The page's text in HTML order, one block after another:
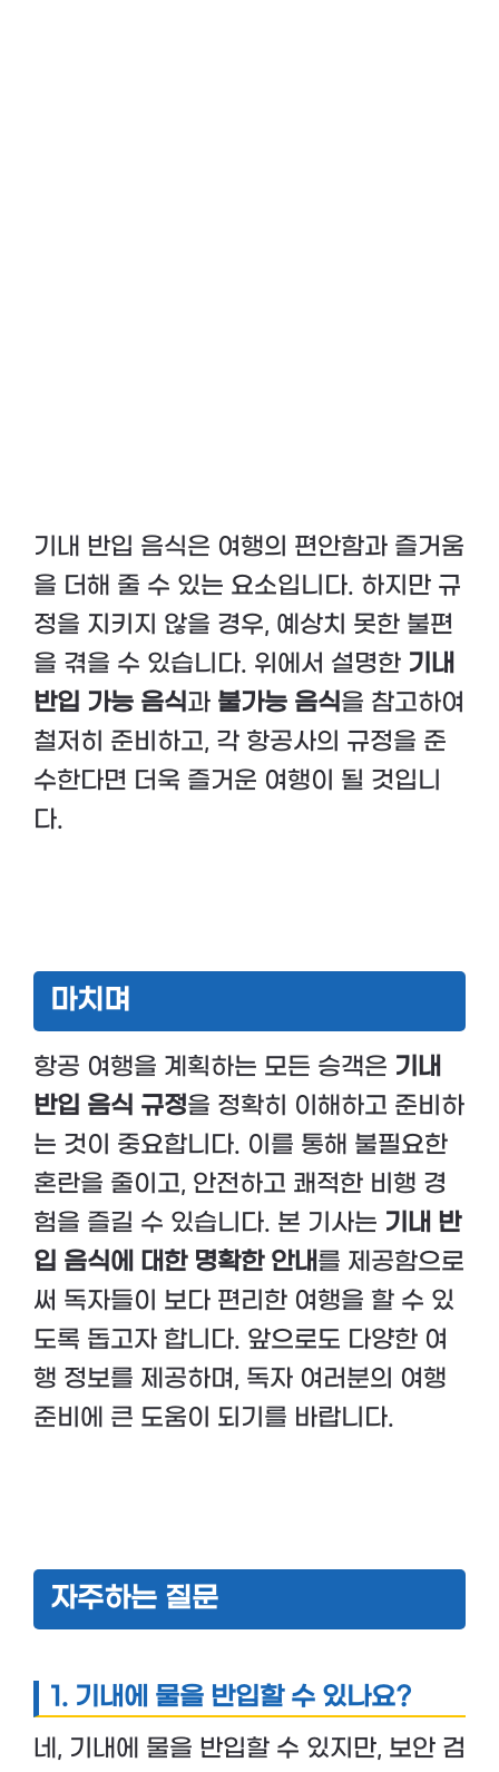
기내 반입 음식은 여행의 편안함과 즐거움
을 더해 줄 수 있는 요소입니다. 하지만 규
정을 지키지 않을 경우, 예상치 못한 불편
을 겪을 수 있습니다. 위에서 설명한 기내
반입 가능 음식과 불가능 음식을 참고하여
철저히 준비하고, 각 항공사의 규정을 준
수한다면 더욱 즐거운 여행이 될 것입니
다.
마치며
항공 여행을 계획하는 모든 승객은 기내
반입 음식 규정을 정확히 이해하고 준비하
는 것이 중요합니다. 이를 통해 불필요한
혼란을 줄이고, 안전하고 쾌적한 비행 경
험을 즐길 수 있습니다. 본 기사는 기내 반
입 음식에 대한 명확한 안내를 제공함으로
써 독자들이 보다 편리한 여행을 할 수 있
도록 돕고자 합니다. 앞으로도 다양한 여
행 정보를 제공하며, 독자 여러분의 여행
준비에 큰 도움이 되기를 바랍니다.
자주하는 질문
1. 기내에 물을 반입할 수 있나요?
네, 기내에 물을 반입할 수 있지만, 보안 검